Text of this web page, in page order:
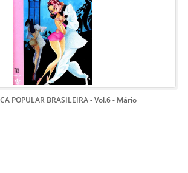
POPULAR BRASILEIRA - Vol.6 - Mário